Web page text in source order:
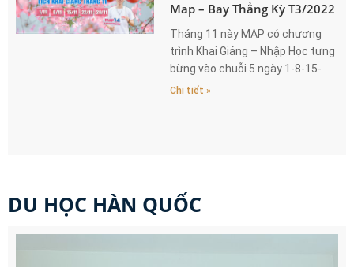
Map – Bay Thẳng Kỳ T3/2022
Tháng 11 này MAP có chương
trình Khai Giảng – Nhập Học tưng
bừng vào chuỗi 5 ngày 1-8-15-
22-29/11 với
Chi tiết »
DU HỌC HÀN QUỐC